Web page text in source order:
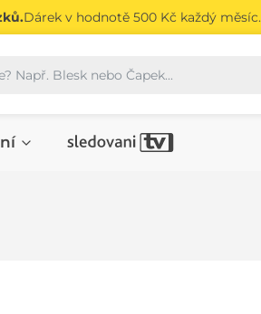
Dárek v hodnotě 500 Kč každý měsíc.